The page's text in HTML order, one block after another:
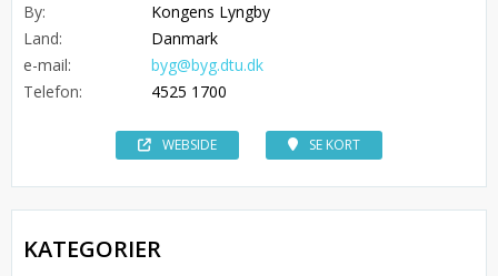
By:
Kongens Lyngby
Land:
Danmark
e-mail:
byg@byg.dtu.dk
Telefon:
4525 1700
WEBSIDE SE KORT
KATEGORIER